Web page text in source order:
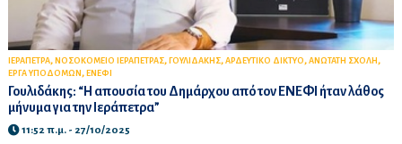
ΙΕΡΑΠΕΤΡΑ, ΝΟΣΟΚΟΜΕΙΟ ΙΕΡΑΠΕΤΡΑΣ, ΓΟΥΛΙΔΑΚΗΣ, ΑΡΔΕΥΤΙΚΟ ΔΙΚΤΥΟ, ΑΝΩΤΑΤΗ ΣΧΟΛΗ ,
ΕΡΓΑ ΥΠΟΔΟΜΩΝ , ΕΝΕΦΙ
Γουλιδάκης: “Η απουσία του Δημάρχου από τον ΕΝΕΦΙ ήταν λάθος
μήνυμα για την Ιεράπετρα”
11:52 π.μ. - 27/10/2025